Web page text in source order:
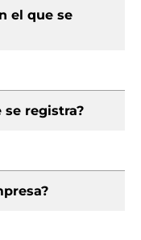
el que se
se registra?